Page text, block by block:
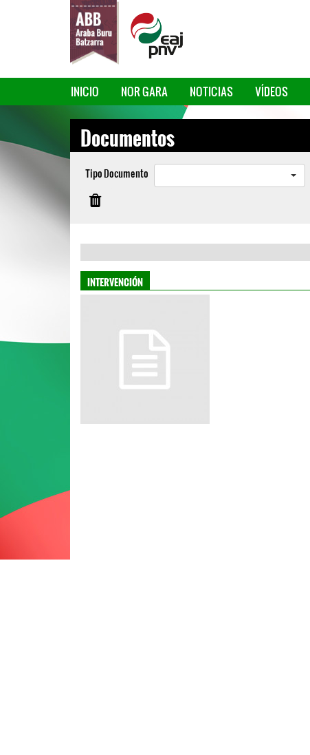
INICIO NOR GARA NOTICIAS VÍDEOS
Documentos
Tipo Documento
INTERVENCIÓN